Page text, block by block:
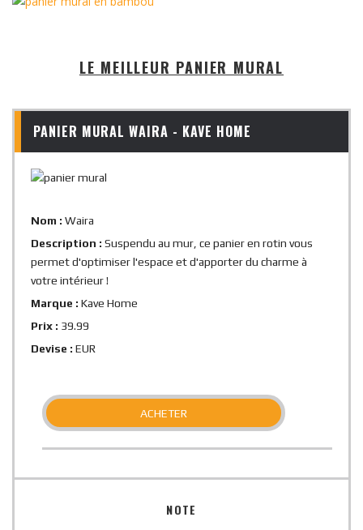
LE MEILLEUR PANIER MURAL
PANIER MURAL WAIRA - KAVE HOME
Nom : Waira
Description : Suspendu au mur, ce panier en rotin vous
permet d'optimiser l'espace et d'apporter du charme à
votre intérieur !
Marque : Kave Home
Prix : 39.99
Devise : EUR
ACHETER
NOTE